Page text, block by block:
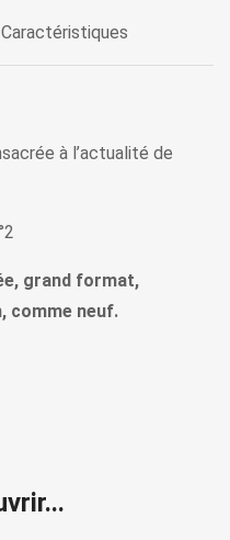
Caractéristiques
à l’actualité de
grand format,
comme neuf.